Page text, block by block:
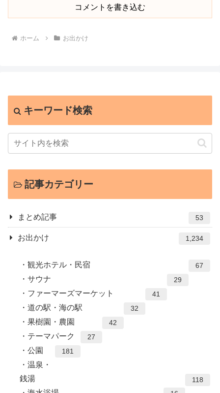
コメントを書き込む
ホーム お出かけ
キーワード検索
記事カテゴリー
まとめ記事 53
お出かけ 1,234
観光ホテル・民宿 67
サウナ 29
ファーマーズマーケット 41
道の駅・海の駅 32
果樹園・農園 42
テーマパーク 27
公園 181
温泉・
銭湯
118